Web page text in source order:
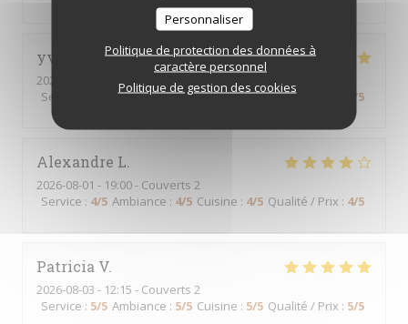
Personnaliser
Politique de protection des données à
caractère personnel
Politique de gestion des cookies
yves
2026-08-02
- 12:00 - Couverts 11
Service
Ambiance:5/5 Cuisine:5/5 Qualité / Prix /5
Alexandre L
2026-08-01 - 19:00 - Couverts 2
Service : 4/5 Ambiance : 4/5 Cuisine : 4/5 Qualité / Prix : 4/5
Patricia V
2026-08-03 - 12:15 - Couverts 2
Service : 5/5 Ambiance : 5/5 Cuisine : 5/5 Qualité / Prix : 5/5